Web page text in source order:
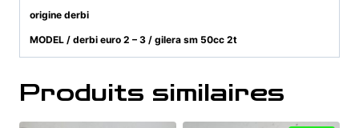
origine derbi
MODEL / derbi euro 2 – 3 / gilera sm 50cc 2t
Produits similaires